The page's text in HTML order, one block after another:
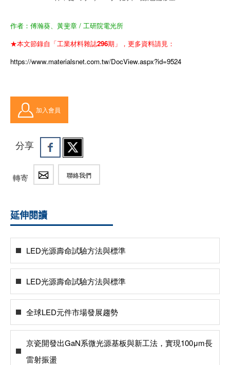
作者：傅瀚葵、黃斐章 / 工研院電光所
★本文節錄自「工業材料雜誌296期」，更多資料請見：
https://www.materialsnet.com.tw/DocView.aspx?id=9524
加入會員
分享
轉寄 聯絡我們
延伸閱讀
LED光源壽命試驗方法與標準
LED光源壽命試驗方法與標準
全球LED元件市場發展趨勢
京瓷開發出GaN系微光源基板與新工法，實現100μm長
雷射振盪